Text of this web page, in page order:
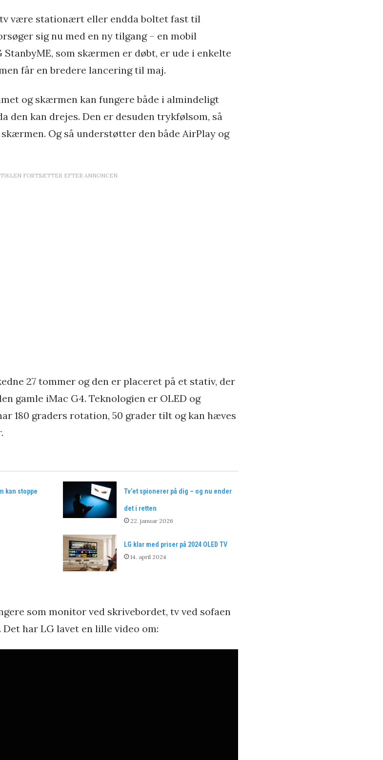
være stationært eller endda boltet fast til
sig nu med en ny tilgang – en mobil
som skærmen er døbt, er ude i enkelte
får en bredere lancering til maj.
og skærmen kan fungere både i almindeligt
den kan drejes. Den er desuden trykfølsom, så
Og så understøtter den både AirPlay og
FORTSÆTTER EFTER ANNONCEN
27 tommer og den er placeret på et stativ, der
gamle iMac G4. Teknologien er OLED og
180 graders rotation, 50 grader tilt og kan hæves
kan stoppe Tv’et spionerer på dig – og nu ender
det i retten
22. januar 2026
LG klar med priser på 2024 OLED TV
14. april 2024
som monitor ved skrivebordet, tv ved sofaen
har LG lavet en lille video om: